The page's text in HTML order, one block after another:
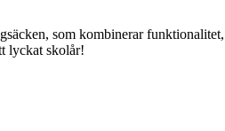
som kombinerar funktionalitet,
lyckat skolår!